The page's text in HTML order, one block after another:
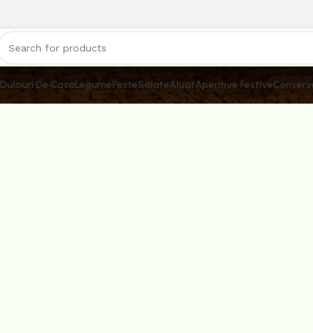
Dulciuri De CasaLegumePesteSalateAluatAperitive Festive